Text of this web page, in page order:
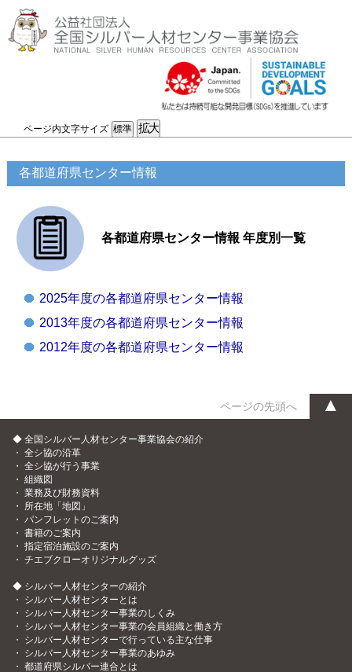
ページ内文字サイズ
各都道府県センター情報
各都道府県センター情報 年度別一覧
2025年度の各都道府県センター情報
2013年度の各都道府県センター情報
2012年度の各都道府県センター情報
ページの先頭へ ▲
◆ 全国シルバー人材センター事業協会の紹介
・全シ協の沿革
・全シ協が行う事業
・組織図
・業務及び財務資料
・ 所在地「地図」
・ パンフレットのご案内
・書籍のご案内
・指定宿泊施設のご案内
・チエブクローオリジナルグッズ
◆ シルバー人材センターの紹介
・ シルバー人材センターとは
・ シルバー人材センター事業のしくみ
・ シルバー人材センター事業の会員組織と働き方
・ シルバー人材センターで行っている主な仕事
・ シルバー人材センター事業のあゆみ
・都道府県シルバー連合とは